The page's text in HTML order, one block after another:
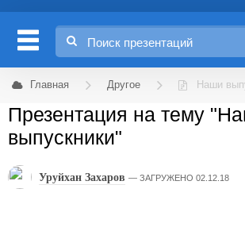
Главная Другое Наши
Презентация на тему
выпускники"
Уруйхан Захаров ЗАГРУЖЕНО 02.12.18